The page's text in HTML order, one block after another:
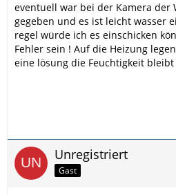
eventuell war bei der Kamera der
gegeben und es ist leicht wasser
regel würde ich es einschicken
Fehler sein ! Auf die Heizung
eine lösung die Feuchtigkeit
Unregistriert
Gast